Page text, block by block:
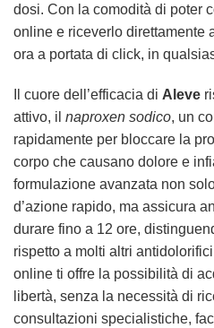
dosi. Con la comodità di poter
online e riceverlo direttamente
ora a portata di click, in
Il cuore dell’efficacia di Aleve
attivo, il naproxen sodico, un
rapidamente per bloccare la
corpo che causano dolore e
formulazione avanzata non
d’azione rapido, ma assicura
durare fino a 12 ore,
rispetto a molti altri
online ti offre la possibilità di
libertà, senza la necessità di
consultazioni specialistiche,